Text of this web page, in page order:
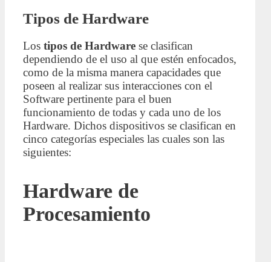
Tipos de Hardware
Los tipos de Hardware se clasifican
dependiendo de el uso al que estén enfocados,
como de la misma manera capacidades que
poseen al realizar sus interacciones con el
Software pertinente para el buen
funcionamiento de todas y cada uno de los
Hardware. Dichos dispositivos se clasifican en
cinco categorías especiales las cuales son las
siguientes:
Hardware de
Procesamiento